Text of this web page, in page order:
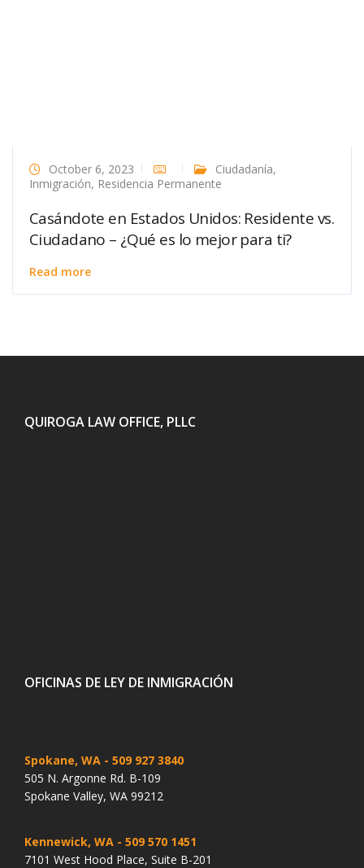
October 6, 2023 Ciudadanía,
Inmigración, Residencia Permanente
Casándote en Estados Unidos: Residente vs.
Ciudadano – ¿Qué es lo mejor para ti?
Read more
QUIROGA LAW OFFICE, PLLC
OFICINAS DE LEY DE INMIGRACIÓN
Spokane, WA - 509 927 3840
505 N. Argonne Rd. B-109
Spokane Valley, WA 99212
Kennewick, WA - 509 570 1451
7101 West Hood Place, Suite B-201